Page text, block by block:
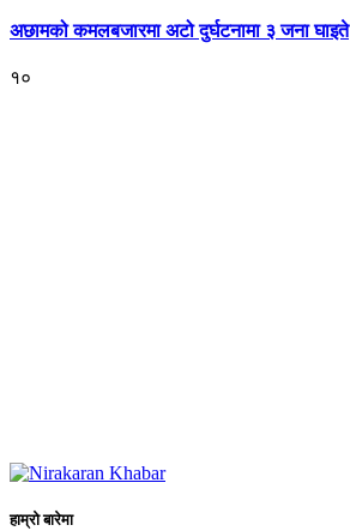
अछामको कमलबजारमा अटो दुर्घटनामा ३ जना घाइते
१०
हाम्रो बारेमा